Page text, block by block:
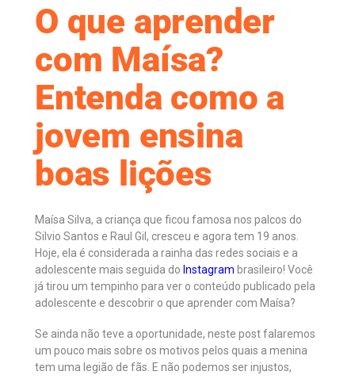
O que aprender
com Maísa?
Entenda como a
jovem ensina
boas lições
Maísa Silva, a criança que ficou famosa nos palcos do
Silvio Santos e Raul Gil, cresceu e agora tem 19 anos.
Hoje, ela é considerada a rainha das redes sociais e a
adolescente mais seguida do Instagram brasileiro! Você
já tirou um tempinho para ver o conteúdo publicado pela
adolescente e descobrir o que aprender com Maísa?
Se ainda não teve a oportunidade, neste post falaremos
um pouco mais sobre os motivos pelos quais a menina
tem uma legião de fãs. E não podemos ser injustos,